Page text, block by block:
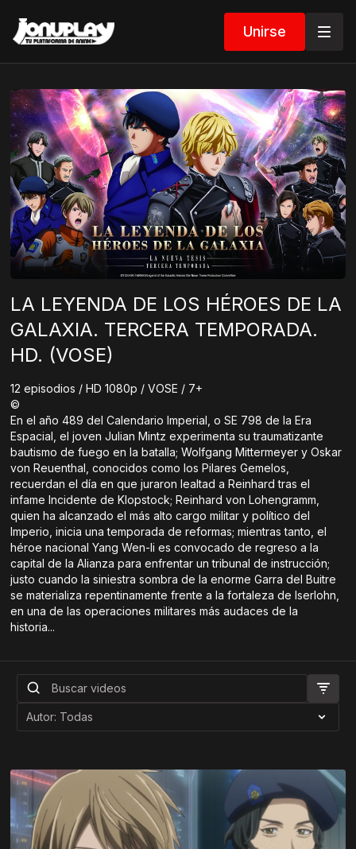
Unirse
LA LEYENDA DE LOS HÉROES DE LA
GALAXIA. TERCERA TEMPORADA.
HD. (VOSE)
12 episodios / HD 1080p / VOSE / 7+
©
En el año 489 del Calendario Imperial, o SE 798 de la Era
Espacial, el joven Julian Mintz experimenta su traumatizante
bautismo de fuego en la batalla; Wolfgang Mittermeyer y Oskar
von Reuenthal, conocidos como los Pilares Gemelos,
recuerdan el día en que juraron lealtad a Reinhard tras el
infame Incidente de Klopstock; Reinhard von Lohengramm,
quien ha alcanzado el más alto cargo militar y político del
Imperio, inicia una temporada de reformas; mientras tanto, el
héroe nacional Yang Wen-li es convocado de regreso a la
capital de la Alianza para enfrentar un tribunal de instrucción;
justo cuando la siniestra sombra de la enorme Garra del Buitre
se materializa repentinamente frente a la fortaleza de Iserlohn,
en una de las operaciones militares más audaces de la
historia...